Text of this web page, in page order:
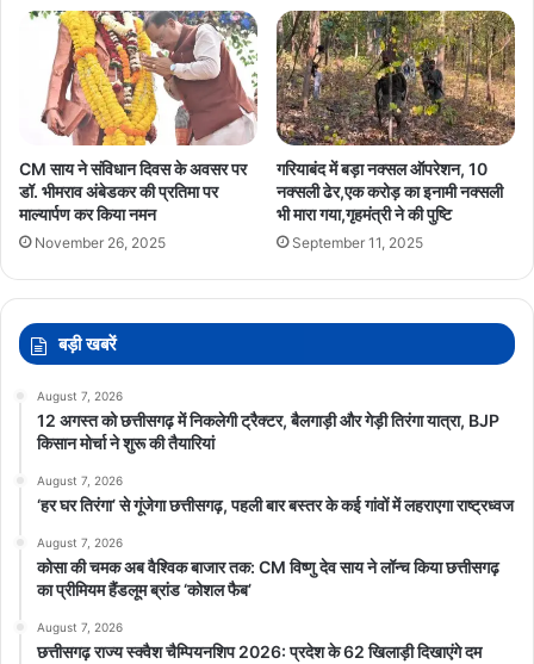
CM साय ने संविधान दिवस के अवसर पर
डॉ. भीमराव अंबेडकर की प्रतिमा पर
माल्यार्पण कर किया नमन
November 26, 2025
गरियाबंद में बड़ा नक्सल ऑपरेशन, 10
नक्सली ढेर,एक करोड़ का इनामी नक्सली
भी मारा गया,गृहमंत्री ने की पुष्टि
September 11, 2025
बड़ी खबरें
August 7, 2026
12 अगस्त को छत्तीसगढ़ में निकलेगी ट्रैक्टर, बैलगाड़ी और गेड़ी तिरंगा यात्रा, BJP
किसान मोर्चा ने शुरू की तैयारियां
August 7, 2026
‘हर घर तिरंगा’ से गूंजेगा छत्तीसगढ़, पहली बार बस्तर के कई गांवों में लहराएगा राष्ट्रध्वज
August 7, 2026
कोसा की चमक अब वैश्विक बाजार तक: CM विष्णु देव साय ने लॉन्च किया छत्तीसगढ़
का प्रीमियम हैंडलूम ब्रांड ‘कोशल फैब’
August 7, 2026
छत्तीसगढ़ राज्य स्क्वैश चैम्पियनशिप 2026: प्रदेश के 62 खिलाड़ी दिखाएंगे दम